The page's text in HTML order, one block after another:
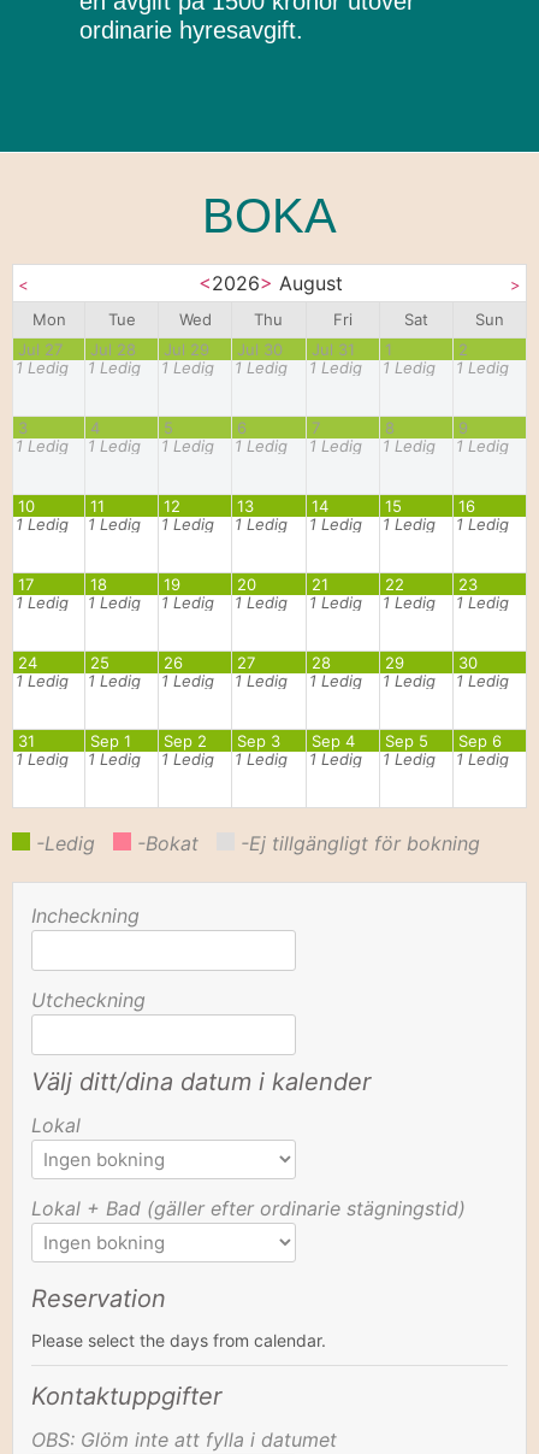
ordinarie hyresavgift.
BOKA
< <2026> August
>
Mon
Tue Wed Thu Fri Sat
Sun
Jul 27
1 Ledig
Jul 28
1 Ledig
Jul 29
1 Ledig
Jul 30
1 Ledig
Jul 31
1 Ledig
1
1 Ledig
2
1 Ledig
3
1 Ledig
4
1 Ledig
5
1 Ledig
6
1 Ledig
7
1 Ledig
8
1 Ledig
9
1 Ledig
10
1 Ledig
11
1Ledig
12
1Ledig
13
1Ledig
14
1 Ledig
15
1 Ledig
16
1 Ledig
17
1 Ledig
18
1Ledig
19
1Ledig
20
1Ledig
21
1 Ledig
22
1 Ledig
23
1 Ledig
24
1 Ledig
25
1Ledig
26
1Ledig
27
1Ledig
28
1 Ledig
29
1 Ledig
30
1 Ledig
31
1 Ledig
Sep 1
1Ledig
Sep 2
1Ledig
Sep 3
1Ledig
Sep 4
1 Ledig
Sep 5
1 Ledig
Sep 6
1 Ledig
-Ledig -Bokat -Ej tillgängligt för bokning
Incheckning
Utcheckning
Välj ditt/dina datum i kalender
Lokal
Lokal + Bad (gäller efter ordinarie stägningstid)
Reservation
Please select the days from calendar.
Kontaktuppgifter
OBS: Glöm inte att fylla i datumet